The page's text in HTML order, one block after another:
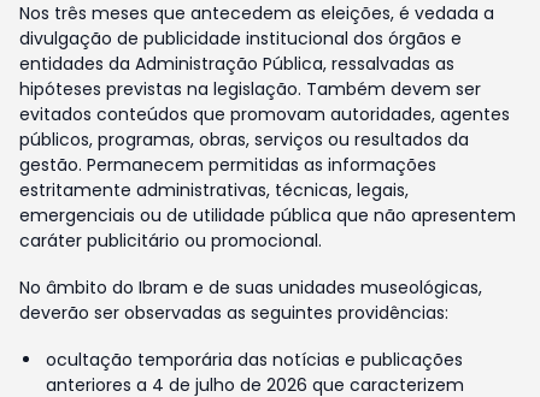
Nos três meses que antecedem as eleições, é vedada a
divulgação de publicidade institucional dos órgãos e
entidades da Administração Pública, ressalvadas as
hipóteses previstas na legislação. Também devem ser
evitados conteúdos que promovam autoridades, agentes
públicos, programas, obras, serviços ou resultados da
gestão. Permanecem permitidas as informações
estritamente administrativas, técnicas, legais,
emergenciais ou de utilidade pública que não apresentem
caráter publicitário ou promocional.
No âmbito do Ibram e de suas unidades museológicas,
deverão ser observadas as seguintes providências:
ocultação temporária das notícias e publicações
anteriores a 4 de julho de 2026 que caracterizem